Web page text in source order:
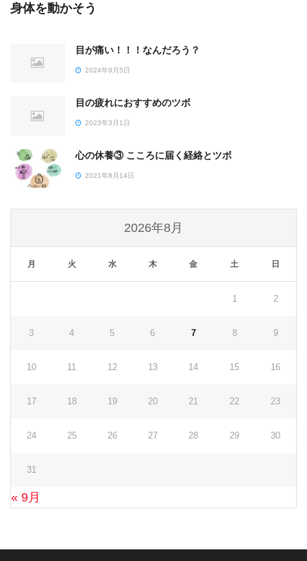
身体を動かそう
目が痛い！！！なんだろう？
2024年9月5日
目の疲れにおすすめのツボ
2023年3月1日
心の休養③ こころに届く経絡とツボ
2021年8月14日
2026年8月
月 火 水 木 金 土 日
1 2
3 4 5 6 7 8 9
10 11 12 13 14 15 16
17 18 19 20 21 22 23
24 25 26 27 28 29 30
31
« 9月